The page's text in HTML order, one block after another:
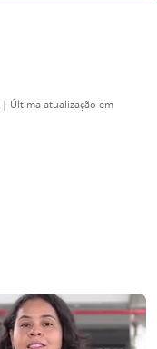
| Última atualização em